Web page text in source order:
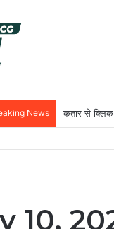
News विकसित
10,